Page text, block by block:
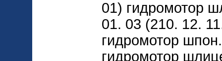
01) гидромотор
01. 03 (210. 12.
гидромотор
гидромотор